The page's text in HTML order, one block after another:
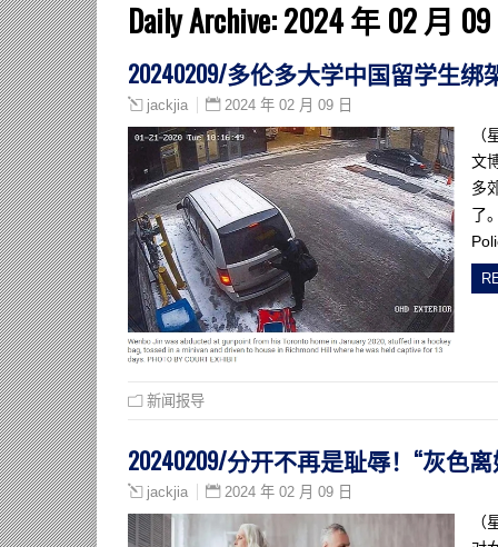
Daily Archive:2024 年 02 月
20240209/多伦多大学中国留学生
jackjia 2024 年 02 月 09 日
（
文
多
了
新闻报导
20240209/分开不再是耻辱！“灰色
jackjia 2024 年 02 月 09 日
（